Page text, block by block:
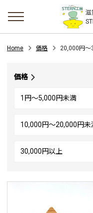
滋
Home 価格 20,000円～
価格
1円～5,000円未満
10,000円～20,000円未
30,000円以上